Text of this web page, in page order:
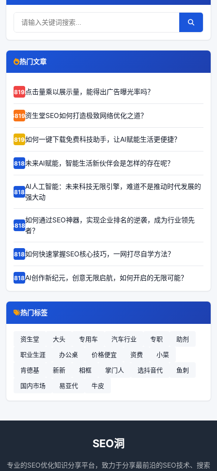
热门文章
68192点击量乘以展示量，能得出广告曝光率吗？
68191资生堂SEO如何打造极致网络优化之道？
68190如何一键下载免费科技助手，让AI赋能生活更便捷？
68189未来AI赋能，智能生活新伙伴会是怎样的存在呢？
68188
AI人工智能：未来科技无限引擎，难道不是推动时代发展的
强大动
68187
如何通过SEO神器，实现企业排名的逆袭，成为行业领先
者？
68186如何快速掌握SEO核心技巧，一网打尽自学方法？
68185AI创作新纪元，创意无限启航，如何开启的无限可能？
热门标签
资生堂 大头 专用车 汽车行业 专职
助剂
职业生涯
办公桌 价格便宜 资费
小菜
肯德基
新新 相框 掌门人 选抖音代
鱼刺
国内市场
易亚代 牛皮
SEO洞
专业的SEO优化知识分享平台，致力于分享最前沿的SEO技术、搜索